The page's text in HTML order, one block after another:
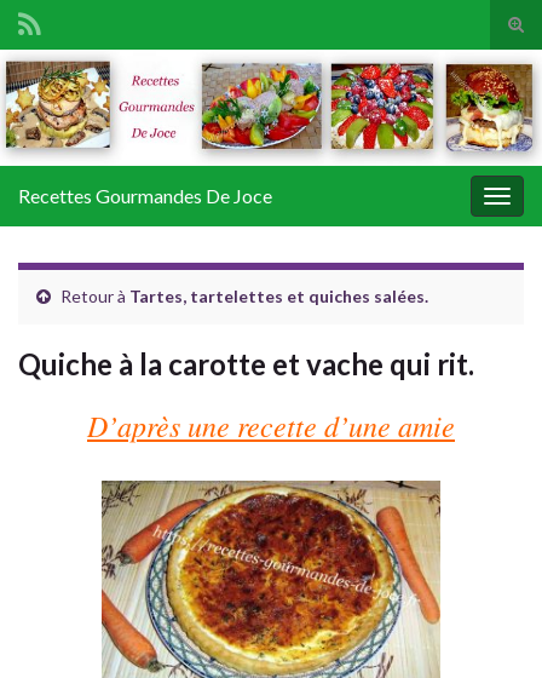
Search for:
Recettes Gourmandes De Joce
Retour à Tartes, tartelettes et quiches salées.
Quiche à la carotte et vache qui rit.
D’après une recette d’une amie